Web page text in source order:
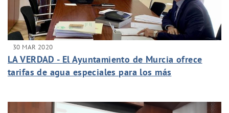
30 MAR 2020
LA VERDAD - El Ayuntamiento de Murcia ofrece
tarifas de agua especiales para los más